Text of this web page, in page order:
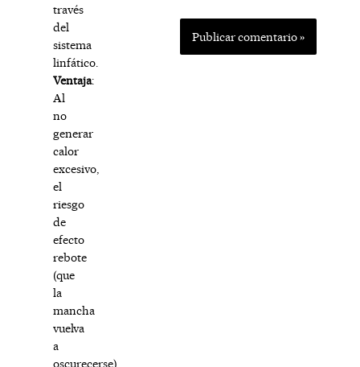
través
del
sistema
linfático.
Ventaja:
Al
no
generar
calor
excesivo,
el
riesgo
de
efecto
rebote
(que
la
mancha
vuelva
a
oscurecerse)